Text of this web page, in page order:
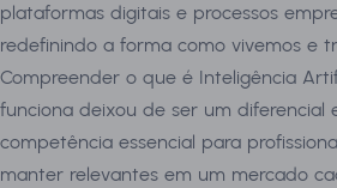
plataformas digitais e processos
redefinindo a forma como vivemos e
Compreender o que é Inteligência
funciona deixou de ser um diferencial
competência essencial para
manter relevantes em um mercado